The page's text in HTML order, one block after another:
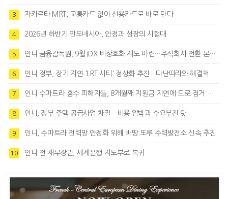
3 자카르타 MRT, 교통카드 없이 신용카드로 바로 탄다
4 2026년 하반기 인도네시아, 안정과 성장의 시험대
5 인니 금융감독원, 9월 IDX 비상호화 제도 마련…주식회사 전환 본격화
6 인니 정부, 장기 지연 'LRT 시티' 정상화 추진…다난따라와 해결책 모색
7 인니 수마트라 홍수 피해자들, 8개월째 지원금 지연에 도로 점거 시위
8 인니, 정부 주택 공급사업 차질…비용 압박과 수요부진 탓
9 인니, 수마트라 전력망 안정화 위해 바땅 또루 수력발전소 신속 추진
10 인니 전 재무장관, 세계은행 지도부로 복귀